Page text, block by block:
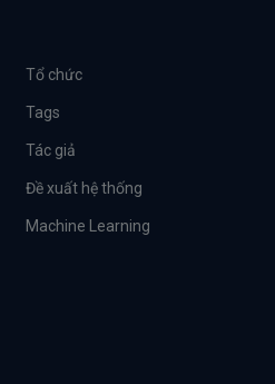
Tổ chức
Tags
Tác giả
Đề xuất hệ thống
Machine Learning